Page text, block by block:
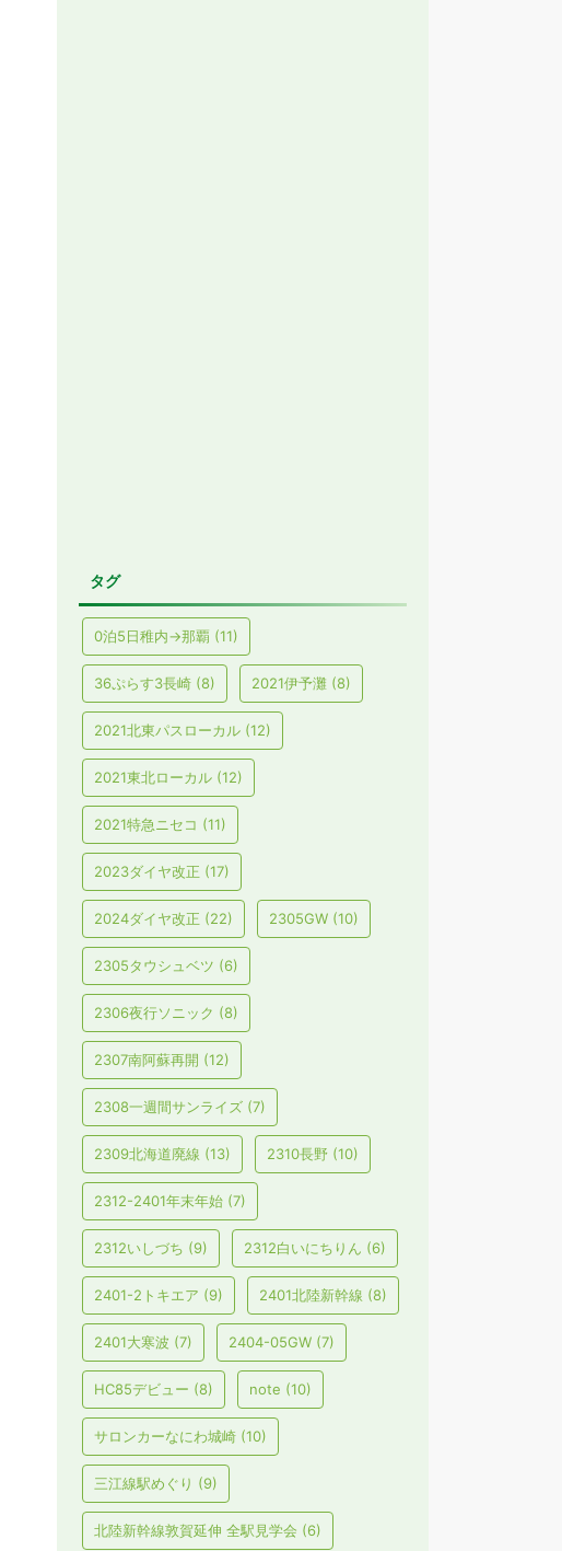
タグ
0泊5日稚内→那覇 (11)
36ぷらす3長崎 (8) 2021伊予灘 (8)
2021北東パスローカル (12)
2021東北ローカル (12)
2021特急ニセコ (11)
2023ダイヤ改正 (17)
2024ダイヤ改正 (22) 2305GW (10)
2305タウシュベツ (6)
2306夜行ソニック (8)
2307南阿蘇再開 (12)
2308一週間サンライズ (7)
2309北海道廃線 (13) 2310長野 (10)
2312-2401年末年始 (7)
2312いしづち (9) 2312白いにちりん (6)
2401-2トキエア (9) 2401北陸新幹線 (8)
2401大寒波 (7) 2404-05GW (7)
HC85デビュー (8) note (10)
サロンカーなにわ城崎 (10)
三江線駅めぐり (9)
北陸新幹線敦賀延伸 全駅見学会 (6)